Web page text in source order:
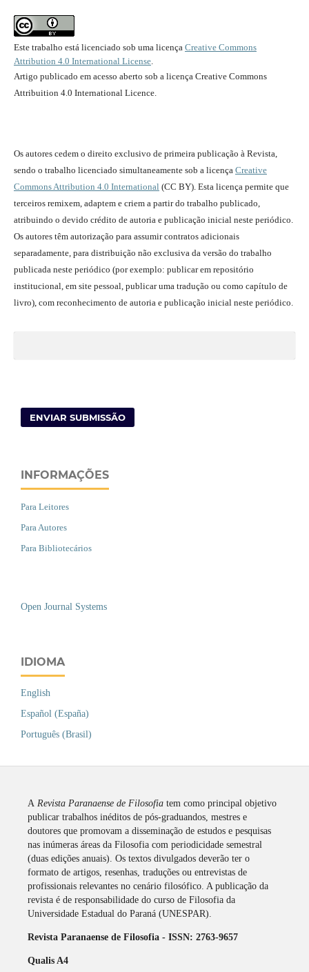
Este trabalho está licenciado sob uma licença Creative Commons
Attribution 4.0 International License.
Artigo publicado em acesso aberto sob a licença Creative Commons
Attribuition 4.0 International Licence.
Os autores cedem o direito exclusivo de primeira publicação à Revista,
sendo o trabalho licenciado simultaneamente sob a licença Creative
Commons Attribution 4.0 International (CC BY). Esta licença permite que
terceiros remixem, adaptem e criem a partir do trabalho publicado,
atribuindo o devido crédito de autoria e publicação inicial neste periódico.
Os autores têm autorização para assumir contratos adicionais
separadamente, para distribuição não exclusiva da versão do trabalho
publicada neste periódico (por exemplo: publicar em repositório
institucional, em site pessoal, publicar uma tradução ou como capítulo de
livro), com reconhecimento de autoria e publicação inicial neste periódico.
ENVIAR SUBMISSÃO
INFORMAÇÕES
Para Leitores
Para Autores
Para Bibliotecários
Open Journal Systems
IDIOMA
English
Español (España)
Português (Brasil)
A Revista Paranaense de Filosofia tem como principal objetivo
publicar trabalhos inéditos de pós-graduandos, mestres e
doutores que promovam a disseminação de estudos e pesquisas
nas inúmeras áreas da Filosofia com periodicidade semestral
(duas edições anuais). Os textos divulgados deverão ter o
formato de artigos, resenhas, traduções ou entrevistas de
profissionais relevantes no cenário filosófico. A publicação da
revista é de responsabilidade do curso de Filosofia da
Universidade Estadual do Paraná (UNESPAR).
Revista Paranaense de Filosofia - ISSN: 2763-9657
Qualis A4